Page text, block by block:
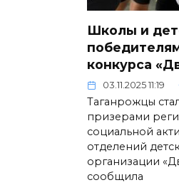
Школы и
конкурса
03.11.2025 11:19
Таганрожцы
призерами
социальной
отделений
организации
сообщила